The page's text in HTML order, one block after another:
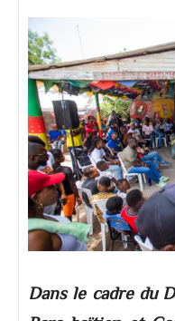
Dans le cadre du